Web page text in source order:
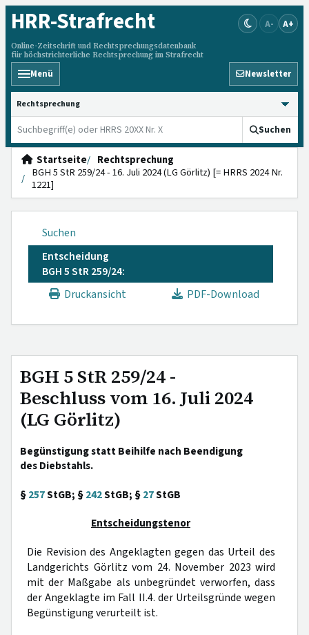
HRR-Strafrecht
Online-Zeitschrift und Rechtsprechungsdatenbank
für höchstrichterliche Rechtsprechung im Strafrecht
A- A+
Menü Newsletter
HRRS durchsuchen
Suchen
Startseite
Rechtsprechung
BGH 5 StR 259/24 - 16. Juli 2024 (LG Görlitz) [= HRRS 2024 Nr.
1221]
Suchen
Entscheidung
BGH 5 StR 259/24:
Druckansicht
PDF-Download
BGH 5 StR 259/24 -
Beschluss vom 16. Juli 2024
(LG Görlitz)
Begünstigung statt Beihilfe nach Beendigung
des Diebstahls.
§257StGB; §242StGB; §27StGB
Entscheidungstenor
Die Revision des Angeklagten gegen das Urteil des
Landgerichts Görlitz vom 24. November 2023 wird
mit der Maßgabe als unbegründet verworfen, dass
der Angeklagte im Fall II.4. der Urteilsgründe wegen
Begünstigung verurteilt ist.